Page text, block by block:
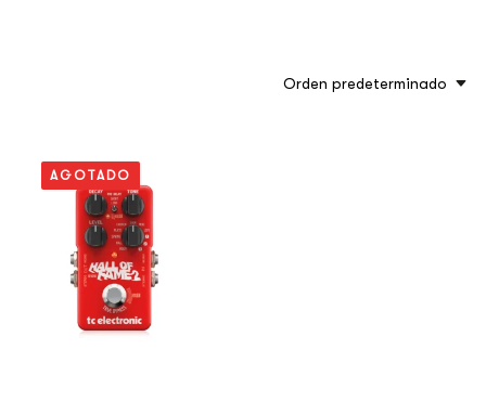
Orden predeterminado
AGOTADO